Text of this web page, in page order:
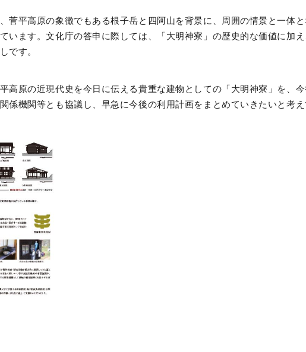
菅平高原の象徴でもある根子岳と四阿山を背景に、周囲の情景と一体
います。文化庁の答申に際しては、「大明神寮」の歴史的な価値に加
です。
高原の近現代史を今日に伝える貴重な建物としての「大明神寮」を、今
係機関等とも協議し、早急に今後の利用計画をまとめていきたいと考え